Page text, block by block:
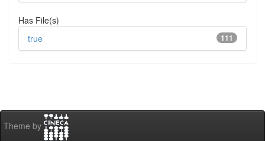
Has File(s)
111
true
Theme by